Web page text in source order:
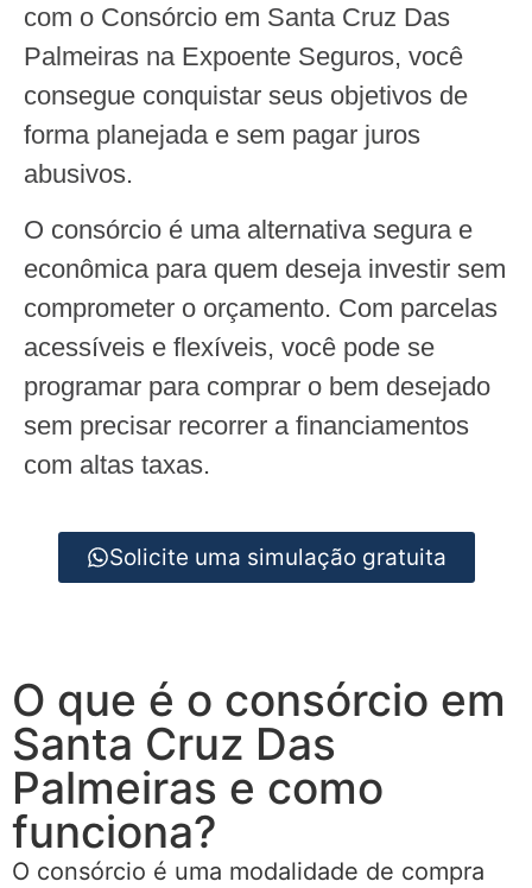
com o Consórcio em Santa Cruz Das
Palmeiras na Expoente Seguros, você
consegue conquistar seus objetivos de
forma planejada e sem pagar juros
abusivos.
O consórcio é uma alternativa segura e
econômica para quem deseja investir sem
comprometer o orçamento. Com parcelas
acessíveis e flexíveis, você pode se
programar para comprar o bem desejado
sem precisar recorrer a financiamentos
com altas taxas.
Solicite uma simulação gratuita
O que é o consórcio em
Santa Cruz Das
Palmeiras e como
funciona?
O consórcio é uma modalidade de compra